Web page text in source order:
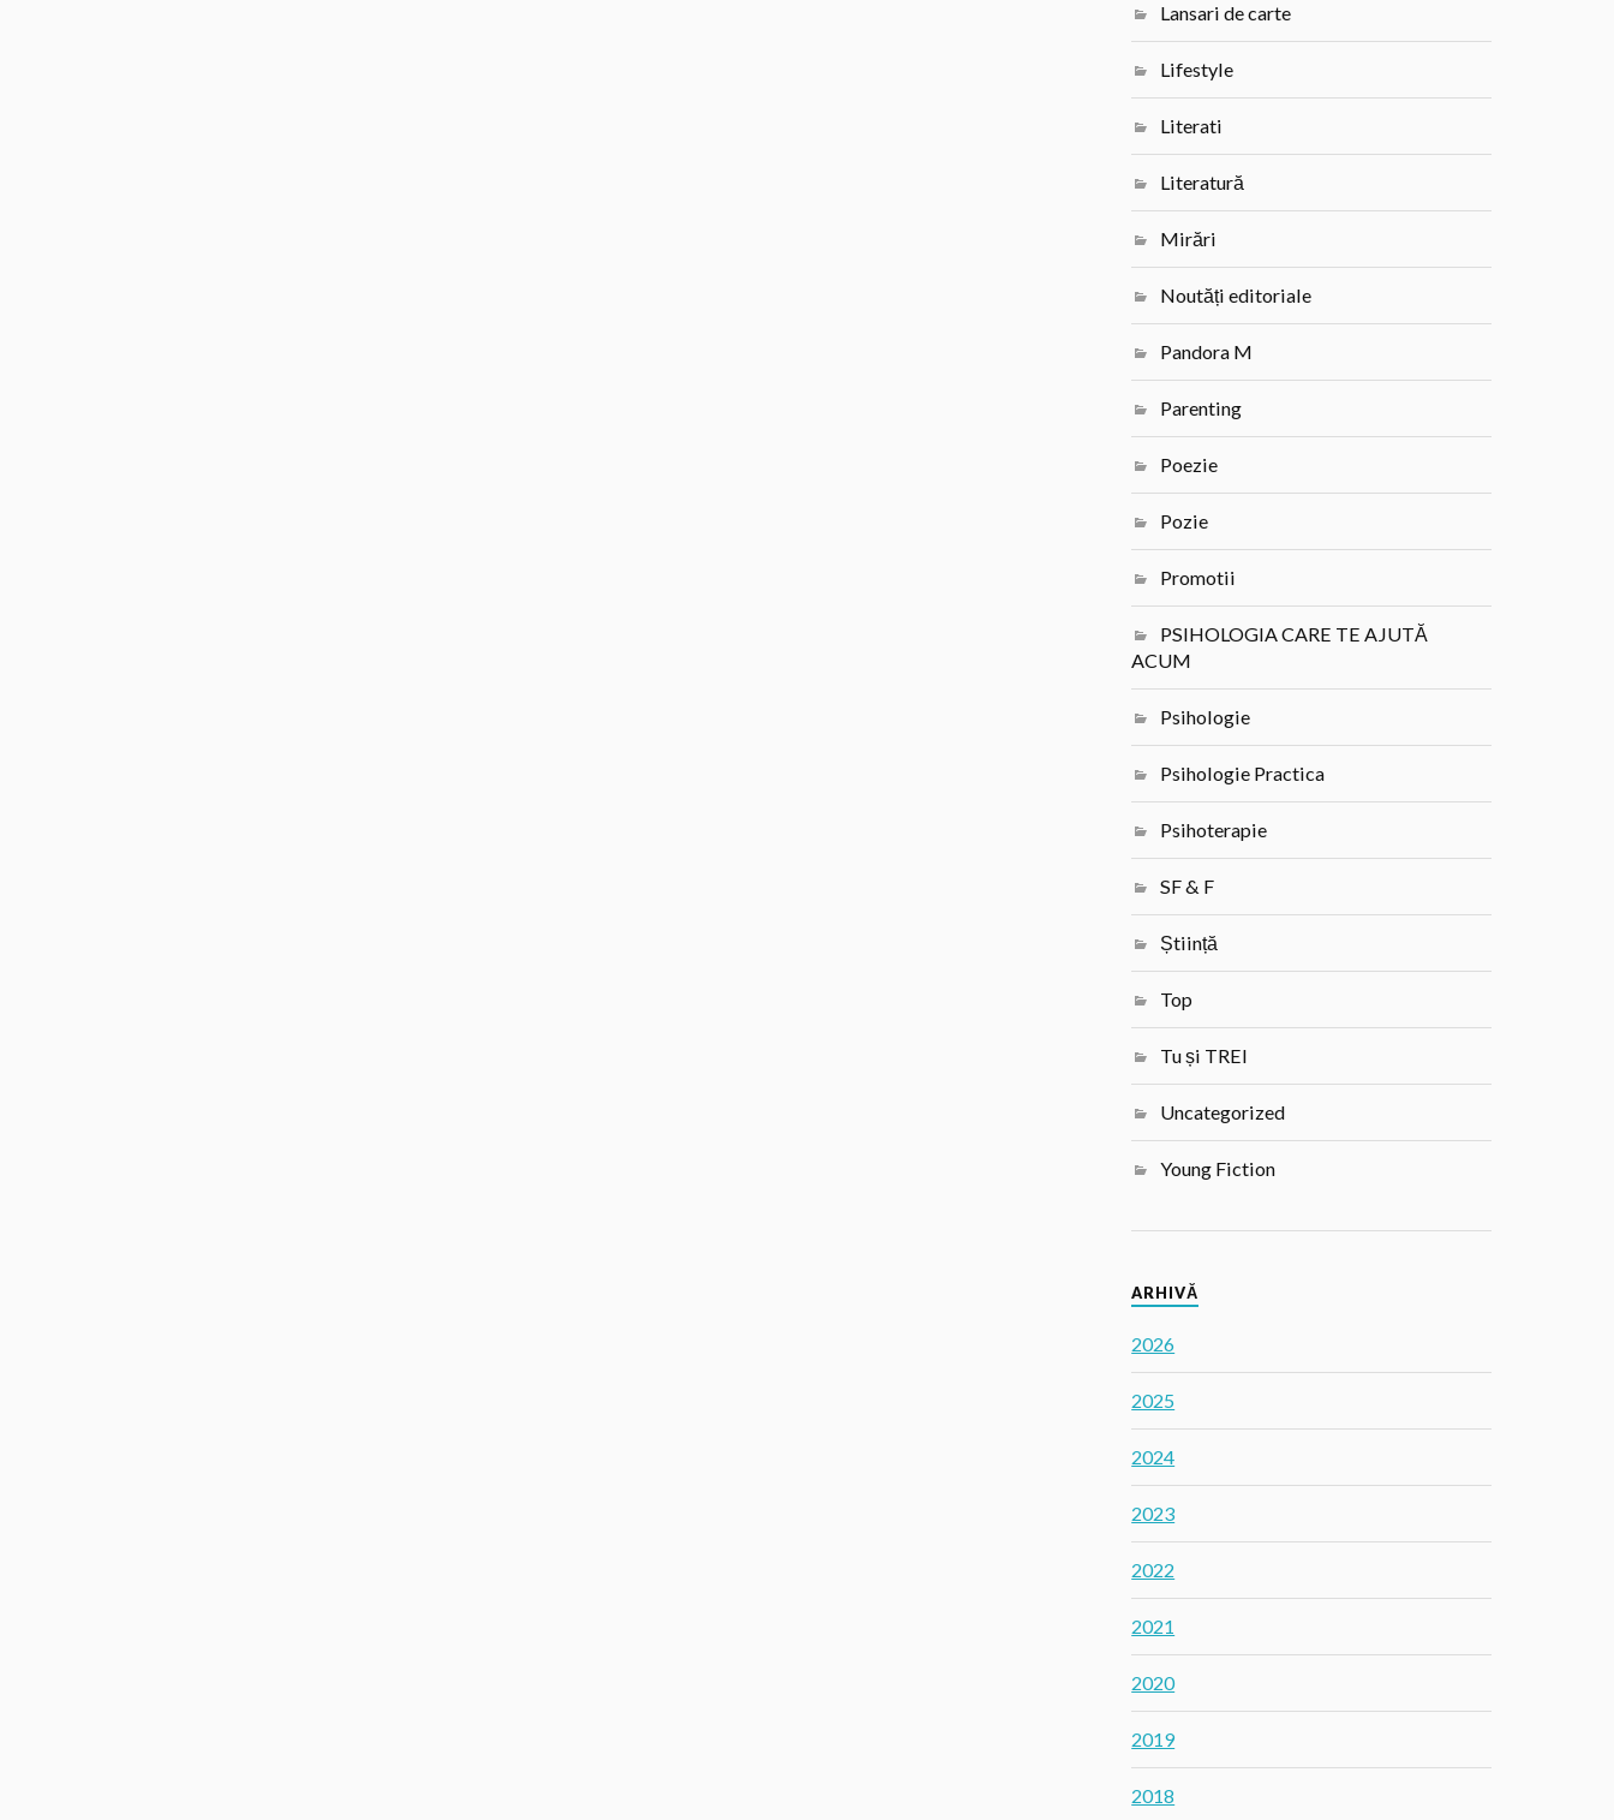
Lansari de carte
Lifestyle
Literati
Literatură
Mirări
Noutăți editoriale
Pandora M
Parenting
Poezie
Pozie
Promotii
PSIHOLOGIA CARE TE AJUTĂ
ACUM
Psihologie
Psihologie Practica
Psihoterapie
SF & F
Știință
Top
Tu și TREI
Uncategorized
Young Fiction
ARHIVĂ
2026
2025
2024
2023
2022
2021
2020
2019
2018